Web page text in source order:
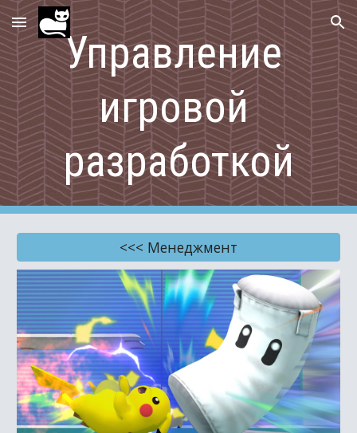
Skip to main content Skip to navigation
Управление
игровой
разработкой
<<< Менеджмент